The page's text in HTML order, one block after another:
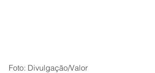
Foto: Divulgação/Valor